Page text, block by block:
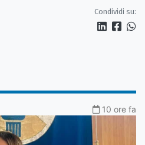
Condividi su:
10 ore fa